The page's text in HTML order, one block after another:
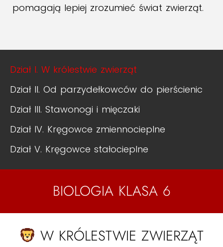
pomagają lepiej zrozumieć świat zwierząt.
Dział I. W królestwie zwierząt
Dział II. Od parzydełkowców do pierścienic
Dział III. Stawonogi i mięczaki
Dział IV. Kręgowce zmiennocieplne
Dział V. Kręgowce stałocieplne
BIOLOGIA KLASA 6
W KRÓLESTWIE ZWIERZĄT